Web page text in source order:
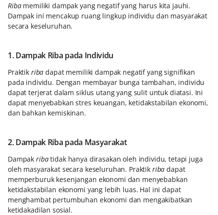
Ribamemiliki dampak yang negatif yang harus kita jauhi.
Dampak ini mencakup ruang lingkup individu dan masyarakat
secara keseluruhan.
1. Dampak Riba pada Individu
Praktik riba dapat memiliki dampak negatif yang signifikan
pada individu. Dengan membayar bunga tambahan, individu
dapat terjerat dalam siklus utang yang sulit untuk diatasi. Ini
dapat menyebabkan stres keuangan, ketidakstabilan ekonomi,
dan bahkan kemiskinan.
2. Dampak Riba pada Masyarakat
Dampakribatidak hanya dirasakan oleh individu, tetapi juga
oleh masyarakat secara keseluruhan. Praktik riba dapat
memperburuk kesenjangan ekonomi dan menyebabkan
ketidakstabilan ekonomi yang lebih luas. Hal ini dapat
menghambat pertumbuhan ekonomi dan mengakibatkan
ketidakadilan sosial.